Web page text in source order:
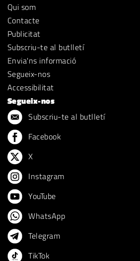
Qui som
Contacte
Publicitat
Subscriu-te al butlletí
Envia'ns informació
Segueix-nos
Accessibilitat
Segueix-nos
Subscriu-te al butlletí
Facebook
X
Instagram
YouTube
WhatsApp
Telegram
TikTok